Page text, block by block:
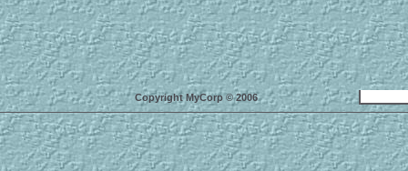
Copyright MyCorp © 2006